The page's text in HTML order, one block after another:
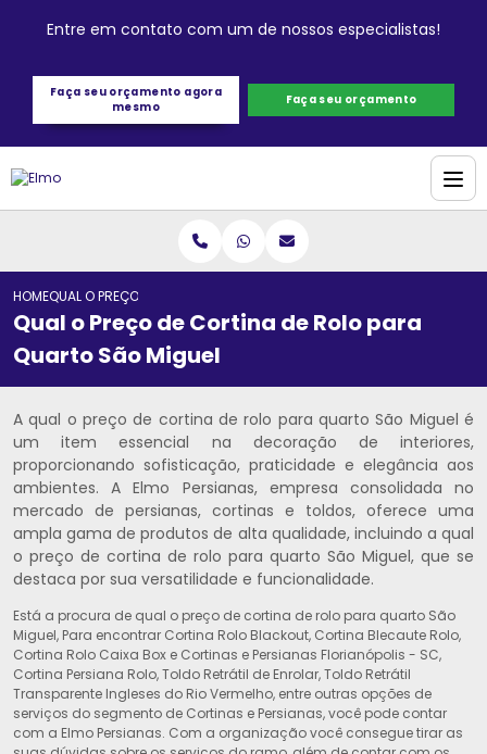
Entre em contato com um de nossos especialistas!
Faça seu orçamento agora
mesmo
Faça seu orçamento
HOMEQUAL O PREÇO DE CORTINA DE ROLO PARA QUARTO SÃO MIGUEL
Qual o Preço de Cortina de Rolo para
Quarto São Miguel
A qual o preço de cortina de rolo para quarto São Miguel é
um item essencial na decoração de interiores,
proporcionando sofisticação, praticidade e elegância aos
ambientes. A Elmo Persianas, empresa consolidada no
mercado de persianas, cortinas e toldos, oferece uma
ampla gama de produtos de alta qualidade, incluindo a qual
o preço de cortina de rolo para quarto São Miguel, que se
destaca por sua versatilidade e funcionalidade.
Está a procura de qual o preço de cortina de rolo para quarto São
Miguel, Para encontrar Cortina Rolo Blackout, Cortina Blecaute Rolo,
Cortina Rolo Caixa Box e Cortinas e Persianas Florianópolis - SC,
Cortina Persiana Rolo, Toldo Retrátil de Enrolar, Toldo Retrátil
Transparente Ingleses do Rio Vermelho, entre outras opções de
serviços do segmento de Cortinas e Persianas, você pode contar
com a Elmo Persianas. Com a organização você consegue tirar as